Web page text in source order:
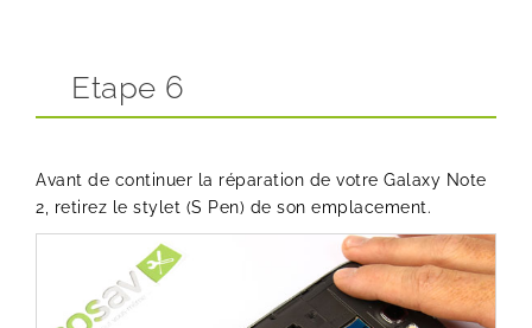
Etape 6
Avant de continuer la réparation de votre Galaxy Note
2, retirez le stylet (S Pen) de son emplacement.